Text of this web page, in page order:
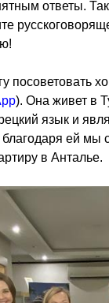
ответы.
посоветовать
). Она живет в
язык и
ей мы
в Анталье.